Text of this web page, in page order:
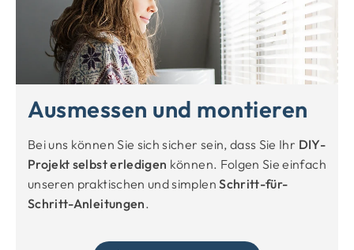
Ausmessen und montieren
Bei uns können Sie sich sicher sein, dass Sie Ihr DIY-
Projekt selbst erledigen können. Folgen Sie einfach
unseren praktischen und simplenSchritt-für-
Schritt-Anleitungen.